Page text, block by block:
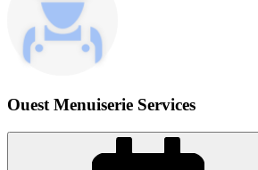
Ouest Menuiserie Services